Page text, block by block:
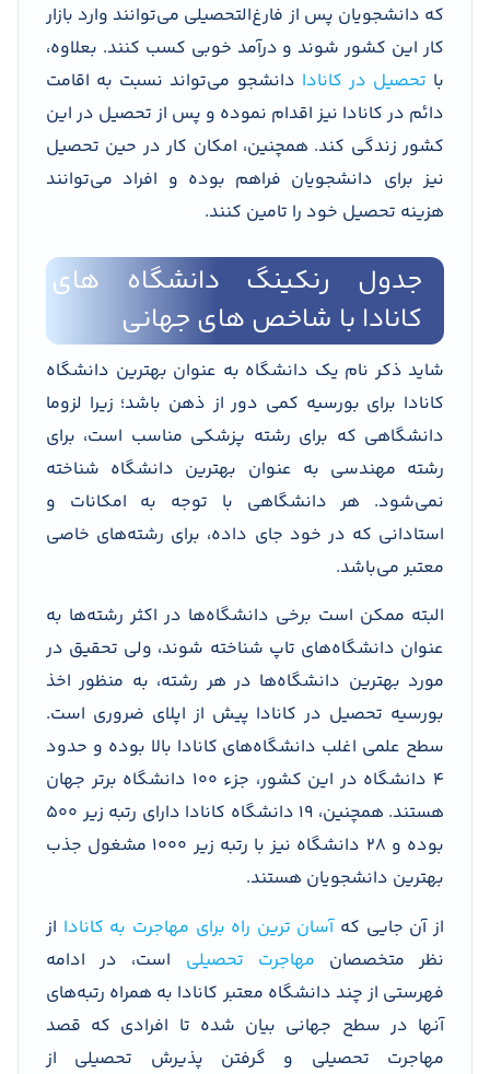
که دانشجویان پس از فارغ‌التحصیلی می‌توانند وارد بازار
کار این کشور شوند و درآمد خوبی کسب کنند. بعلاوه،
با تحصیل در کانادا دانشجو می‌تواند نسبت به اقامت
دائم در کانادا نیز اقدام نموده و پس از تحصیل در این
کشور زندگی کند. همچنین، امکان کار در حین تحصیل
نیز برای دانشجویان فراهم بوده و افراد می‌توانند
هزینه تحصیل خود را تامین کنند.
جدول رنکینگ دانشگاه های
کانادا با شاخص های جهانی
شاید ذکر نام یک دانشگاه به عنوان بهترین دانشگاه
کانادا برای بورسیه کمی دور از ذهن باشد؛ زیرا لزوما
دانشگاهی که برای رشته پزشکی مناسب است، برای
رشته مهندسی به عنوان بهترین دانشگاه شناخته
نمی‌شود. هر دانشگاهی با توجه به امکانات و
استادانی که در خود جای داده، برای رشته‌های خاصی
معتبر می‌باشد.
البته ممکن است برخی دانشگاه‌ها در اکثر رشته‌ها به
عنوان دانشگاه‌های تاپ شناخته شوند، ولی تحقیق در
مورد بهترین دانشگاه‌ها در هر رشته، به منظور اخذ
بورسیه تحصیل در کانادا پیش از اپلای ضروری است.
سطح علمی اغلب دانشگاه‌های کانادا بالا بوده و حدود
4 دانشگاه در این کشور، جزء 100 دانشگاه برتر جهان
هستند. همچنین، 19 دانشگاه کانادا دارای رتبه زیر 500
بوده و 28 دانشگاه نیز با رتبه زیر 1000 مشغول جذب
بهترین دانشجویان هستند.
از آن جایی کهآسان ترین راه برای مهاجرت به کانادا از
نظر متخصصان مهاجرت تحصیلی است، در ادامه
فهرستی از چند دانشگاه معتبر کانادا به همراه رتبه‌های
آنها در سطح جهانی بیان شده تا افرادی که قصد
مهاجرت تحصیلی و گرفتن پذیرش تحصیلی از